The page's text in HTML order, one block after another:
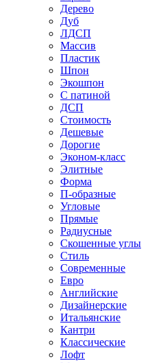
Дерево
Дуб
ЛДСП
Массив
Пластик
Шпон
Экошпон
С патиной
ДСП
Стоимость
Дешевые
Дорогие
Эконом-класс
Элитные
Форма
П-образные
Угловые
Прямые
Радиусные
Скошенные углы
Стиль
Современные
Евро
Английские
Дизайнерские
Итальянские
Кантри
Классические
Лофт